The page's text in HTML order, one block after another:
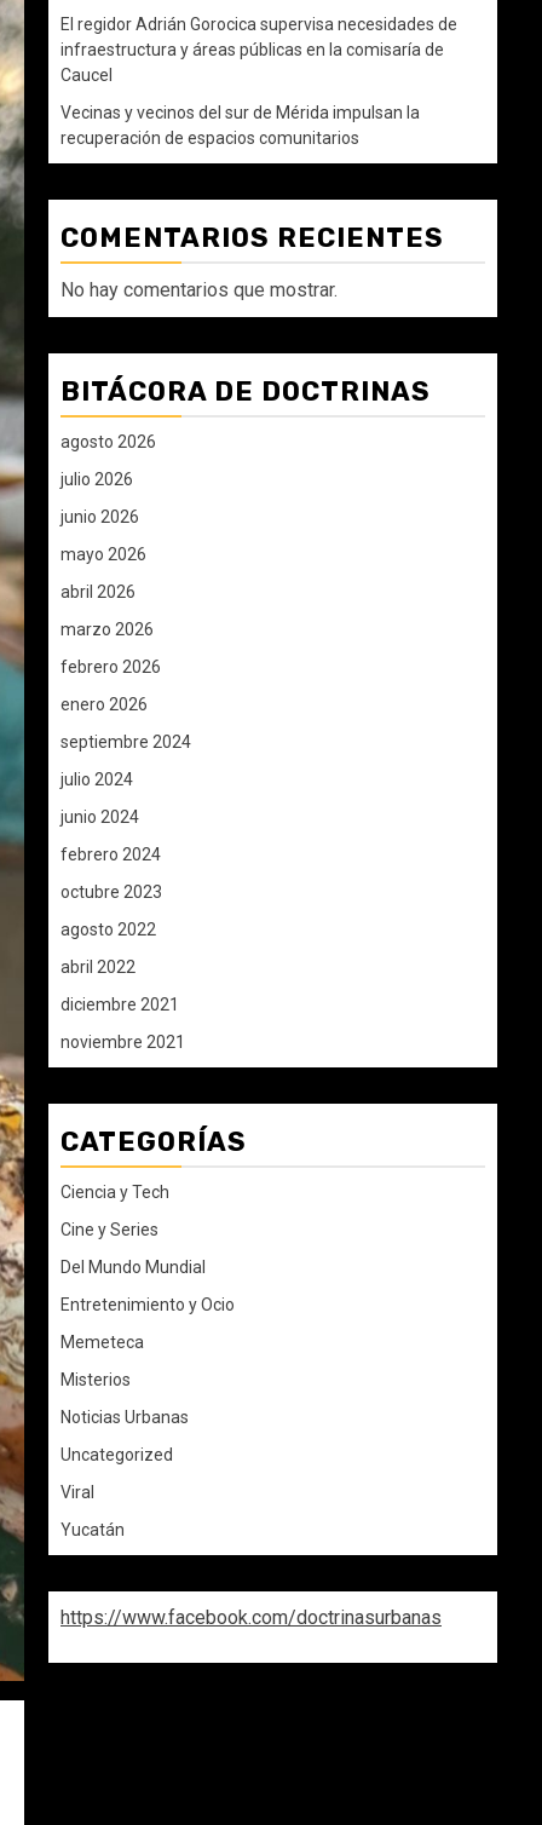
El regidor Adrián Gorocica supervisa necesidades de
infraestructura y áreas públicas en la comisaría de
Caucel
Vecinas y vecinos del sur de Mérida impulsan la
recuperación de espacios comunitarios
COMENTARIOS RECIENTES
No hay comentarios que mostrar.
BITÁCORA DE DOCTRINAS
agosto 2026
julio 2026
junio 2026
mayo 2026
abril 2026
marzo 2026
febrero 2026
enero 2026
septiembre 2024
julio 2024
junio 2024
febrero 2024
octubre 2023
agosto 2022
abril 2022
diciembre 2021
noviembre 2021
CATEGORÍAS
Ciencia y Tech
Cine y Series
Del Mundo Mundial
Entretenimiento y Ocio
Memeteca
Misterios
Noticias Urbanas
Uncategorized
Viral
Yucatán
https://www.facebook.com/doctrinasurbanas